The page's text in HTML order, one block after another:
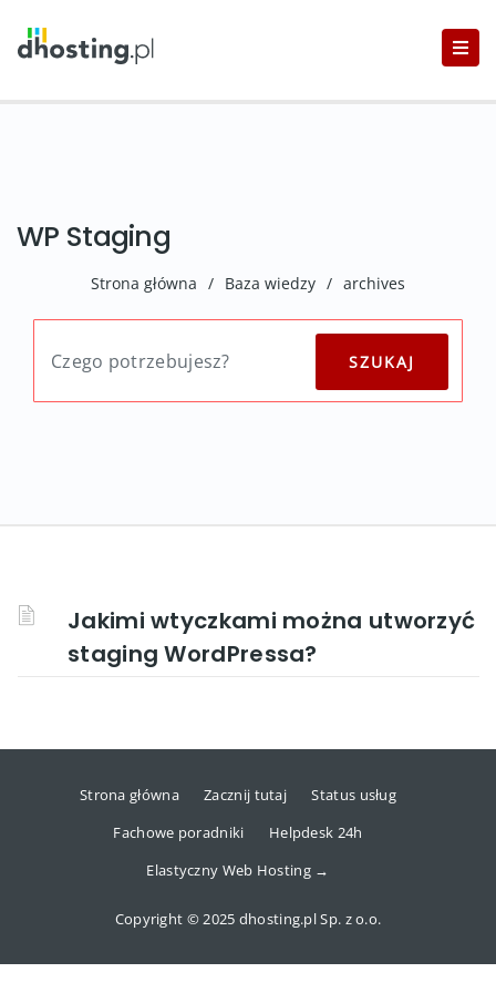
WP Staging
Strona główna / Baza wiedzy / archives
Jakimi wtyczkami można utworzyć
staging WordPressa?
Strona główna Zacznij tutaj
Status usług
Fachowe poradniki
Helpdesk 24h
Elastyczny Web Hosting →
Copyright © 2025 dhosting.pl Sp. z o.o.